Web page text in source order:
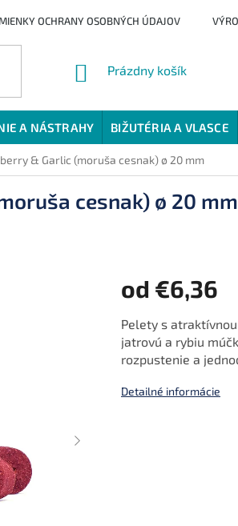
OCHRANY OSOBNÝCH ÚDAJOV
NÁKUPNÝ
Prázdny košík
A NÁSTRAHY BIŽUTÉRIA A VLASCE
& Garlic (moruša cesnak) ø 20 mm
cesnak) ø 20 mm
od €6,36
cena:
Pelety s
jatrovú a rybiu
rozpustenie a
Detailné informácie